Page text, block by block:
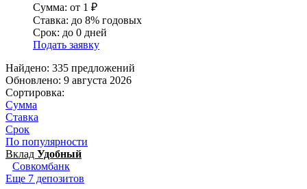
Сумма: от 1 ₽
Ставка: до 8% годовых
Срок: до 0 дней
Подать заявку
Найдено: 335 предложений
Обновлено: 9 августа 2026
Сортировка:
Сумма
Ставка
Срок
По популярности
Вклад Удобный
Совкомбанк
Еще 7 депозитов